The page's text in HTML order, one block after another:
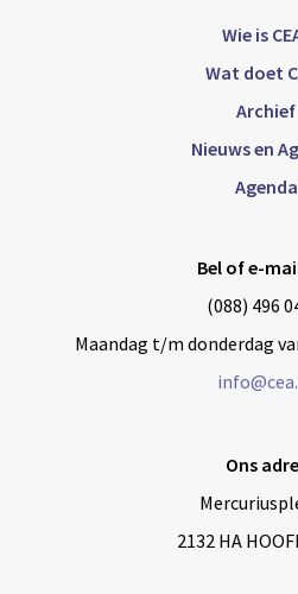
Wie is
Wat doet
Archief
Nieuws en
Agenda
Bel of e-
(088) 496
Maandag t/m donderdag
Ons
2132 HA